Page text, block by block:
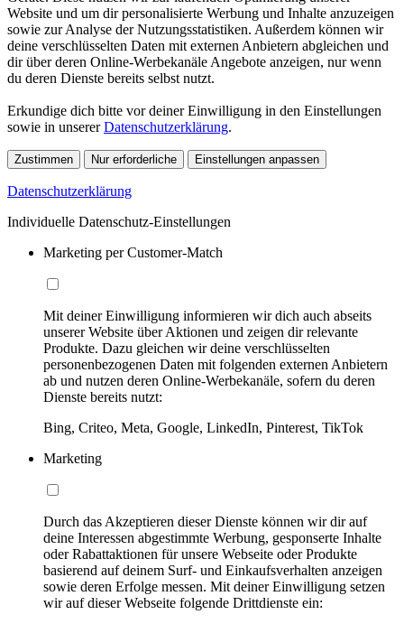
Website und um dir personalisierte Werbung und Inhalte anzuzeigen
sowie zur Analyse der Nutzungsstatistiken. Außerdem können wir
deine verschlüsselten Daten mit externen Anbietern abgleichen und
dir über deren Online-Werbekanäle Angebote anzeigen, nur wenn
du deren Dienste bereits selbst nutzt.
Erkundige dich bitte vor deiner Einwilligung in den Einstellungen
sowie in unsererDatenschutzerklärung.
Zustimmen Nur erforderliche Einstellungen anpassen
Datenschutzerklärung
Individuelle Datenschutz-Einstellungen
Marketing per Customer-Match
Mit deiner Einwilligung informieren wir dich auch abseits
unserer Website über Aktionen und zeigen dir relevante
Produkte. Dazu gleichen wir deine verschlüsselten
personenbezogenen Daten mit folgenden externen Anbietern
ab und nutzen deren Online-Werbekanäle, sofern du deren
Dienste bereits nutzt:
Bing, Criteo, Meta, Google, LinkedIn, Pinterest, TikTok
Marketing
Durch das Akzeptieren dieser Dienste können wir dir auf
deine Interessen abgestimmte Werbung, gesponserte Inhalte
oder Rabattaktionen für unsere Webseite oder Produkte
basierend auf deinem Surf- und Einkaufsverhalten anzeigen
sowie deren Erfolge messen. Mit deiner Einwilligung setzen
wir auf dieser Webseite folgende Drittdienste ein: